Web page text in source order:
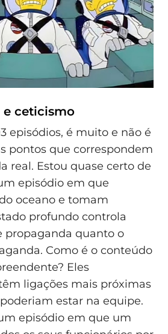
ceticismo
episódios, é muito e não é
pontos que correspondem
real. Estou quase certo de
episódio em que
oceano e tomam
profundo controla
propaganda quanto o
Como é o conteúdo
Eles
ligações mais próximas
estar na equipe.
episódio em que um